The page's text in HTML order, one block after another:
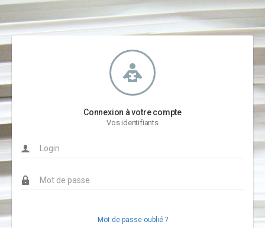
Connexion à votre compte
Vos identifiants
Mot de passe oublié ?